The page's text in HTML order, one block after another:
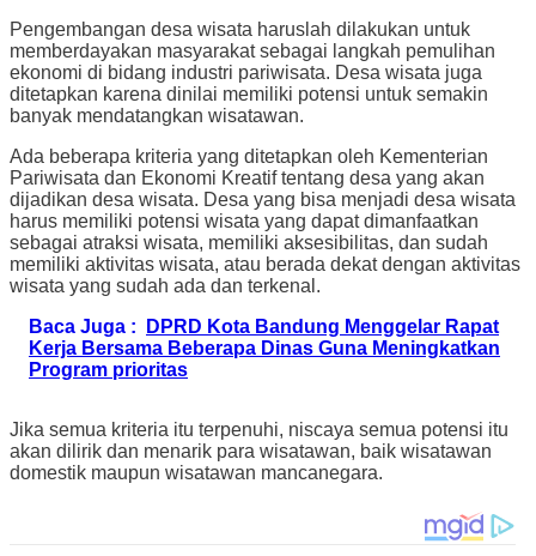
Pengembangan desa wisata haruslah dilakukan untuk
memberdayakan masyarakat sebagai langkah pemulihan
ekonomi di bidang industri pariwisata. Desa wisata juga
ditetapkan karena dinilai memiliki potensi untuk semakin
banyak mendatangkan wisatawan.
Ada beberapa kriteria yang ditetapkan oleh Kementerian
Pariwisata dan Ekonomi Kreatif tentang desa yang akan
dijadikan desa wisata. Desa yang bisa menjadi desa wisata
harus memiliki potensi wisata yang dapat dimanfaatkan
sebagai atraksi wisata, memiliki aksesibilitas, dan sudah
memiliki aktivitas wisata, atau berada dekat dengan aktivitas
wisata yang sudah ada dan terkenal.
Baca Juga :
DPRD Kota Bandung Menggelar Rapat
Kerja Bersama Beberapa Dinas Guna Meningkatkan
Program prioritas
Jika semua kriteria itu terpenuhi, niscaya semua potensi itu
akan dilirik dan menarik para wisatawan, baik wisatawan
domestik maupun wisatawan mancanegara.